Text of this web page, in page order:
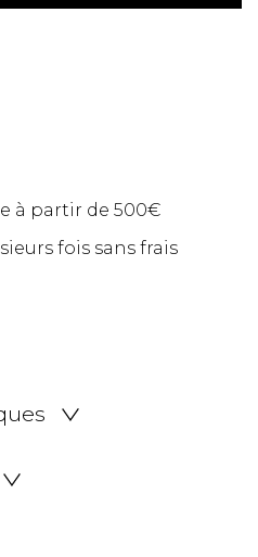
à partir de 500€
fois sans frais